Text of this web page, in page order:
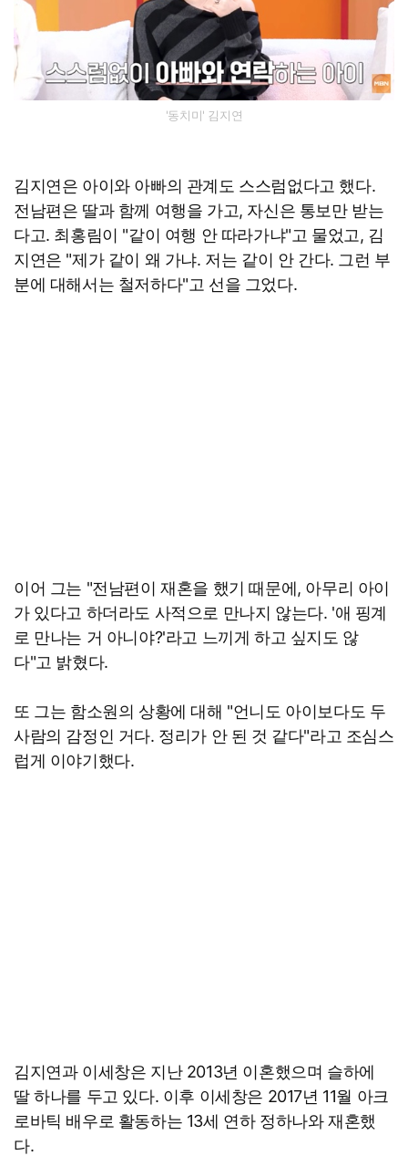
'동치미' 김지연
김지연은 아이와 아빠의 관계도 스스럼없다고 했다.
전남편은 딸과 함께 여행을 가고, 자신은 통보만 받는
다고. 최홍림이 "같이 여행 안 따라가냐"고 물었고, 김
지연은 "제가 같이 왜 가냐. 저는 같이 안 간다. 그런 부
분에 대해서는 철저하다"고 선을 그었다.
이어 그는 "전남편이 재혼을 했기 때문에, 아무리 아이
가 있다고 하더라도 사적으로 만나지 않는다. '애 핑계
로 만나는 거 아니야?'라고 느끼게 하고 싶지도 않
다"고 밝혔다.
또 그는 함소원의 상황에 대해 "언니도 아이보다도 두
사람의 감정인 거다. 정리가 안 된 것 같다"라고 조심스
럽게 이야기했다.
김지연과 이세창은 지난 2013년 이혼했으며 슬하에
딸 하나를 두고 있다. 이후 이세창은 2017년 11월 아크
로바틱 배우로 활동하는 13세 연하 정하나와 재혼했
다.